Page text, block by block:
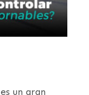
un gran